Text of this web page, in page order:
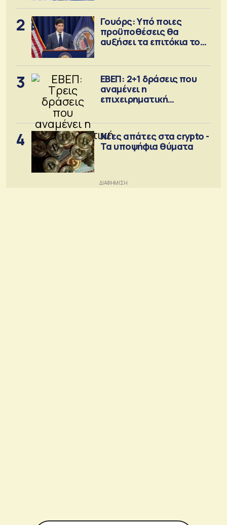
2
Γουόρς: Υπό ποιες
προϋποθέσεις θα
αυξήσει τα επιτόκια τον
3
ΕΒΕΠ: 2+1 δράσεις που
αναμένει η
επιχειρηματική
4
Νέες απάτες στα crypto -
Τα υποψήφια θύματα